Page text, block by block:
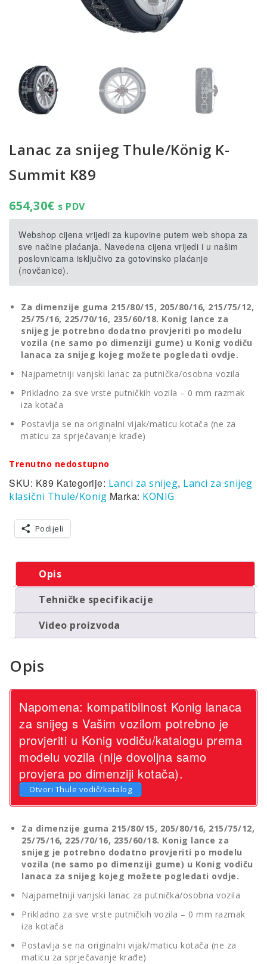
Lanac za snijeg Thule/König K-
Summit K89
654,30€ s PDV
Webshop cijena vrijedi za kupovine putem web shopa za
sve načine plaćanja. Navedena cijena vrijedi i u našim
poslovnicama isključivo za gotovinsko plaćanje
(novčanice).
Za dimenzije guma 215/80/15, 205/80/16, 215/75/12,
25/75/16, 225/70/16, 235/60/18. Konig lance za
snijeg je potrebno dodatno provjeriti po modelu
vozila (ne samo po dimenziji gume) u Konig vodiču
lanaca za snijeg kojeg možete pogledati ovdje.
Najpametniji vanjski lanac za putnička/osobna vozila
Prikladno za sve vrste putničkih vozila – 0 mm razmak
iza kotača
Postavlja se na originalni vijak/maticu kotača (ne za
maticu za sprječavanje krađe)
Trenutno nedostupno
SKU: K89 Kategorije: Lanci za snijeg, Lanci za snijeg
klasični Thule/Konig Marka: KONIG
Podijeli
Opis
Tehničke specifikacije
Video proizvoda
Opis
Napomena: kompatibilnost Konig lanaca
za snijeg s Vašim vozilom potrebno je
provjeriti u Konig vodiču/katalogu prema
modelu vozila (nije dovoljna samo
provjera po dimenziji kotača).
Otvori Thule vodič/katalog
Za dimenzije guma 215/80/15, 205/80/16, 215/75/12,
25/75/16, 225/70/16, 235/60/18. Konig lance za
snijeg je potrebno dodatno provjeriti po modelu
vozila (ne samo po dimenziji gume) u Konig vodiču
lanaca za snijeg kojeg možete pogledati ovdje.
Najpametniji vanjski lanac za putnička/osobna vozila
Prikladno za sve vrste putničkih vozila – 0 mm razmak
iza kotača
Postavlja se na originalni vijak/maticu kotača (ne za
maticu za sprječavanje krađe)